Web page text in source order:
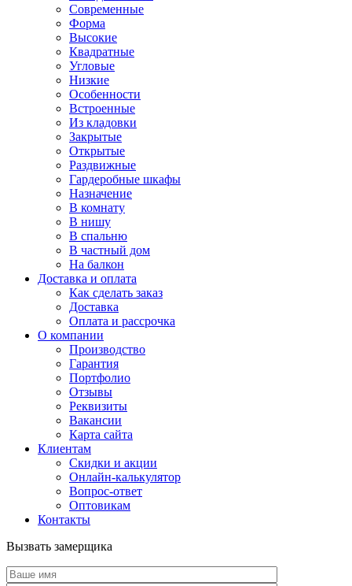
Современные
Форма
Высокие
Квадратные
Угловые
Низкие
Особенности
Встроенные
Из кладовки
Закрытые
Открытые
Раздвижные
Гардеробные шкафы
Назначение
В комнату
В нишу
В спальню
В частный дом
На балкон
Доставка и оплата
Как сделать заказ
Доставка
Оплата и рассрочка
О компании
Производство
Гарантия
Портфолио
Отзывы
Реквизиты
Вакансии
Карта сайта
Клиентам
Скидки и акции
Онлайн-калькулятор
Вопрос-ответ
Оптовикам
Контакты
Вызвать замерщика